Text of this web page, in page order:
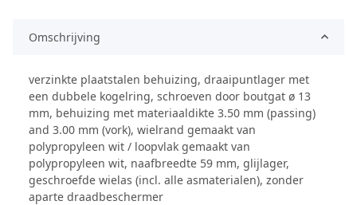
Omschrijving
verzinkte plaatstalen behuizing, draaipuntlager met
een dubbele kogelring, schroeven door boutgat ø 13
mm, behuizing met materiaaldikte 3.50 mm (passing)
and 3.00 mm (vork), wielrand gemaakt van
polypropyleen wit / loopvlak gemaakt van
polypropyleen wit, naafbreedte 59 mm, glijlager,
geschroefde wielas (incl. alle asmaterialen), zonder
aparte draadbeschermer